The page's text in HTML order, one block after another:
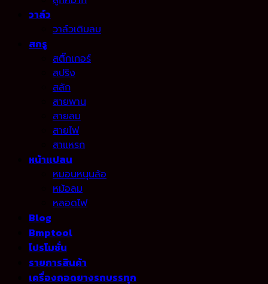
วาล์ว
วาล์วเติมลม
สกรู
สติ๊กเกอร์
สปริง
สลัก
สายพาน
สายลม
สายไฟ
สาแหรก
หน้าแปลน
หมอนหนุนล้อ
หม้อลม
หลอดไฟ
Blog
Bmptool
โปรโมชั่น
รายการสินค้า
เครื่องถอดยางรถบรรทุก